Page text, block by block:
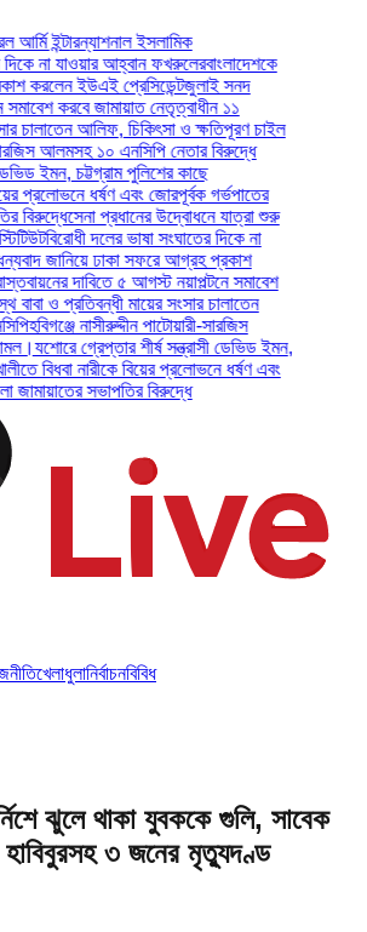
ইসলামিক
না যাওয়ার আহ্বান ফখরুলেরবাংলাদেশকে
ইউএই প্রেসিডেন্টজুলাই সনদ
করবে জামায়াত নেতৃত্বাধীন ১১
আলিফ, চিকিৎসা ও ক্ষতিপূরণ চাইল
আলমসহ ১০ এনসিপি নেতার বিরুদ্ধে
চট্টগ্রাম পুলিশের কাছে
ধর্ষণ এবং জোরপূর্বক গর্ভপাতের
সেনা প্রধানের উদ্বোধনে যাত্রা শুরু
বিরোধী দলের ভাষা সংঘাতের দিকে না
জানিয়ে ঢাকা সফরে আগ্রহ প্রকাশ
দাবিতে ৫ আগস্ট নয়াপল্টনে সমাবেশ
ও প্রতিবন্ধী মায়ের সংসার চালাতেন
নাসীরুদ্দীন পাটোয়ারী-সারজিস
গ্রেপ্তার শীর্ষ সন্ত্রাসী ডেভিড ইমন,
নারীকে বিয়ের প্রলোভনে ধর্ষণ এবং
সভাপতির বিরুদ্ধে
খেলাধুলানির্বাচনবিবিধ
ঝুলে থাকা যুবককে গুলি, সাবেক
হাবিবুরসহ ৩ জনের মৃত্যুদণ্ড